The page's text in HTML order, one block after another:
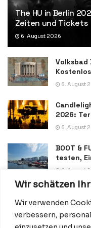
Wir schätzen
Wir verwenden
verbessern,
The HU in Berlin
Zeiten und Tickets
6. August 2026
Volksbad
6. August
2026:
6. August
BOOT &
testen,
6. August